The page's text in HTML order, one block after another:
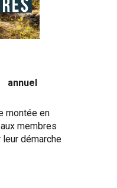
annuel
montée en
membres
démarche